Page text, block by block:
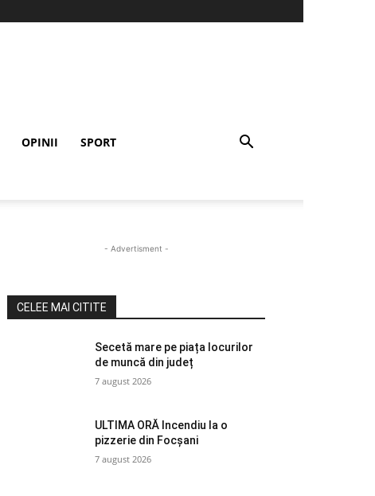
OPINII SPORT
- Advertisment -
CELEE MAI CITITE
Secetă mare pe piața locurilor
de muncă din județ
7 august 2026
ULTIMA ORĂ Incendiu la o
pizzerie din Focșani
7 august 2026